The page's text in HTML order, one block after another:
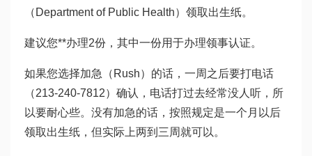
（Department of Public Health）领取出生纸。
建议您**办理2份，其中一份用于办理领事认证。
如果您选择加急（Rush）的话，一周之后要打电话
（213-240-7812）确认，电话打过去经常没人听，所
以要耐心些。没有加急的话，按照规定是一个月以后
领取出生纸，但实际上两到三周就可以。